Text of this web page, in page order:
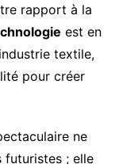
rapport à la
est en
textile,
pour créer
ne
futuristes ; elle